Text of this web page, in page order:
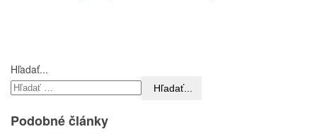
Hľadať...
Hľadať...
Podobné články